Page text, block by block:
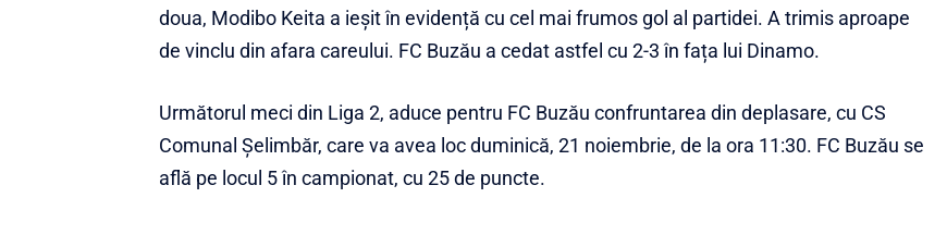
doua, Modibo Keita a ieșit în evidență cu cel mai frumos gol al partidei. A trimis aproape
de vinclu din afara careului. FC Buzău a cedat astfel cu 2-3 în fața lui Dinamo.
Următorul meci din Liga 2, aduce pentru FC Buzău confruntarea din deplasare, cu CS
Comunal Șelimbăr, care va avea loc duminică, 21 noiembrie, de la ora 11:30. FC Buzău se
află pe locul 5 în campionat, cu 25 de puncte.